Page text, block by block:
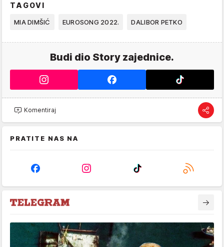
TAGOVI
MIA DIMŠIĆ EUROSONG 2022. DALIBOR PETKO
Budi dio Story zajednice.
Komentiraj
PRATITE NAS NA